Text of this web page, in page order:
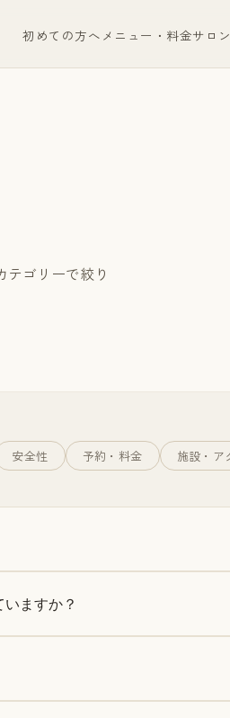
初めての方へ メニュー・料金サロ
ゴリーで絞り
安全性 予約・料金 施設・ア
ますか？